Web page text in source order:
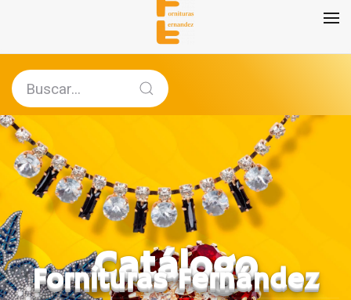
Catálogo
Fornituras Fernández